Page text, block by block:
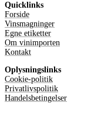
Quicklinks
Forside
Vinsmagninger
Egne etiketter
Om vinimporten
Kontakt
Oplysningslinks
Cookie-politik
Privatlivspolitik
Handelsbetingelser